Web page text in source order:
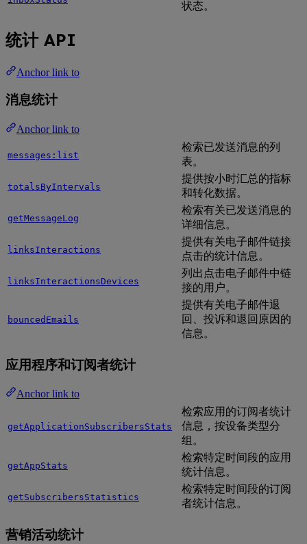
状态。
统计 API
Anchor link to
消息统计
Anchor link to
messages:list
检索已发送消息的列
表。
totalsByIntervals
提供按小时汇总的指标
和转化数据。
getMessageLog
检索有关已发送消息的
详细信息。
linksInteractions
提供有关电子邮件链接
点击的统计信息。
linksInteractionsDevices
列出点击电子邮件中链
接的用户。
bouncedEmails
提供有关电子邮件退
回、投诉和退回原因的
信息。
应用程序和订阅者统计
Anchor link to
getApplicationSubscribersStats
检索应用的订阅者统计
信息，按设备类型分
组。
getAppStats
检索特定时间段的应用
统计信息。
getSubscribersStatistics
检索特定时间段的订阅
者统计信息。
营销活动统计